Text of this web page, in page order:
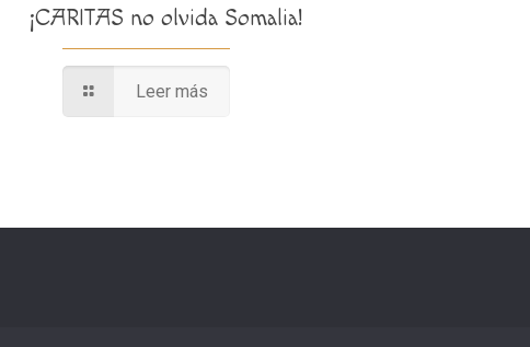
¡CARITAS no olvida Somalia!
Leer más